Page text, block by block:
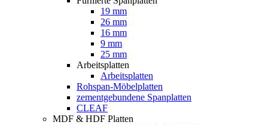
19 mm
26 mm
16 mm
9 mm
25 mm
Arbeitsplatten
Arbeitsplatten
Rohspan-Möbelplatten
zementgebundene Spanplatten
CLEAF
MDF & HDF Platten